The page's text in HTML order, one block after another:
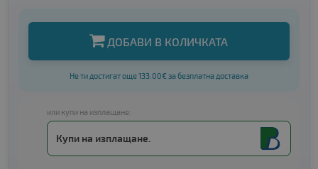
ДОБАВИ В КОЛИЧКАТА
Не ти достигат още 133.00€ за безплатна доставка
или купи на изплащане:
Купи на изплащане.